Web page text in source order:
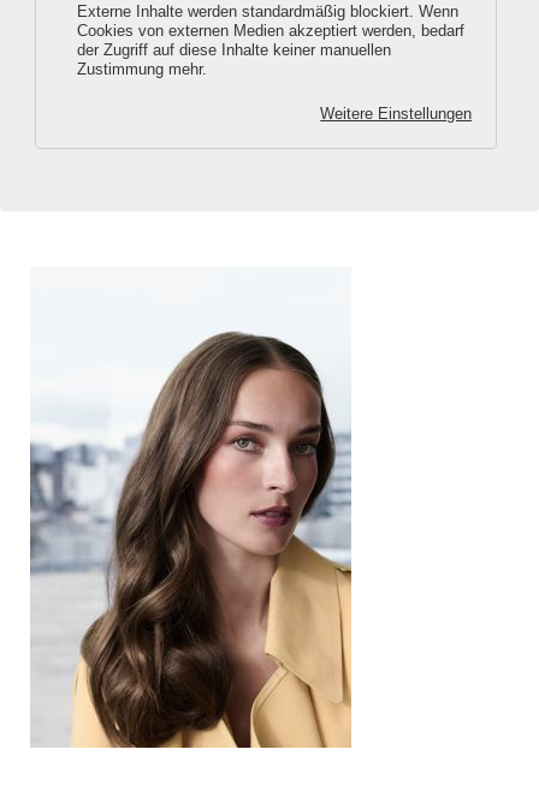
Externe Inhalte werden standardmäßig blockiert. Wenn
Cookies von externen Medien akzeptiert werden, bedarf
der Zugriff auf diese Inhalte keiner manuellen
Zustimmung mehr.
Weitere Einstellungen